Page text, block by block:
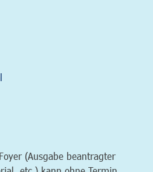
(Ausgabe beantragter